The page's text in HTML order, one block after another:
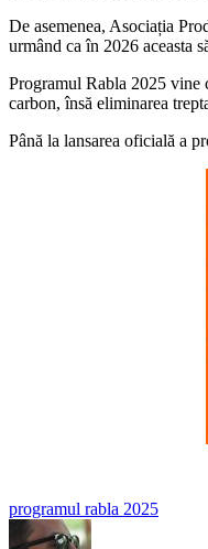
De asemenea, Asociația
urmând ca în 2026 aceasta
Programul Rabla 2025 vine
carbon, însă eliminarea
Până la lansarea oficială a
Tags:
programul rabla 2025